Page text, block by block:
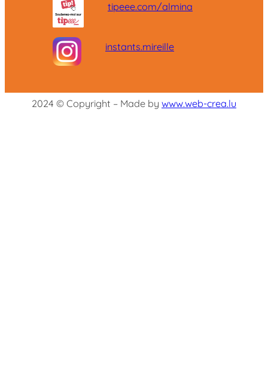
tipeee.com/almina
instants.mireille
2024 © Copyright – Made by www.web-crea.lu